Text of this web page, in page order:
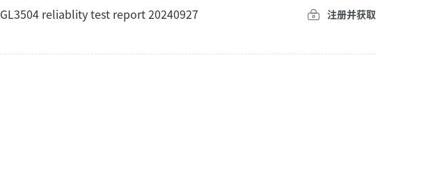
GL3504 reliablity test report 20240927 注册并获取